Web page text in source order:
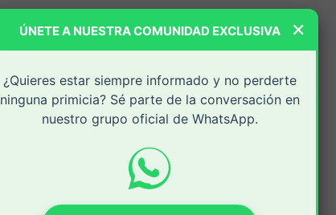
×
ÚNETE A NUESTRA COMUNIDAD EXCLUSIVA
¿Quieres estar siempre informado y no perderte
ninguna primicia? Sé parte de la conversación en
nuestro grupo oficial de WhatsApp.